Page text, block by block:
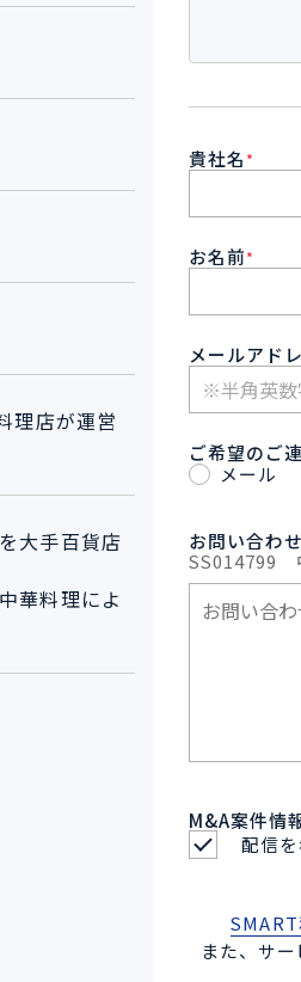
理店が運営
大手百貨店
華料理によ
貴社名 *
お名前*
メールアド
ご希望のご
メール
お問い合わ
SS014799
M&A案件情
配信
また、サ